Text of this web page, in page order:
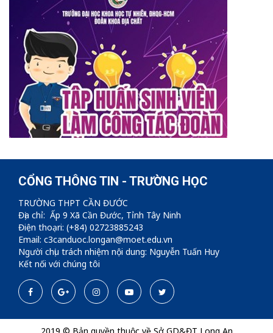
CỔNG THÔNG TIN - TRƯỜNG HỌC
TRƯỜNG THPT CẦN ĐƯỚC
Địa chỉ: Ấp 9 Xã Cần Đước, Tỉnh Tây Ninh
Điện thoạri: (+84) 02723885243
Email: c3canduoc.longan@moet.edu.vn
Người chịu trách nhiệm nội dung: Nguyễn Tuấn Huy
Kết nối với chúng tôi